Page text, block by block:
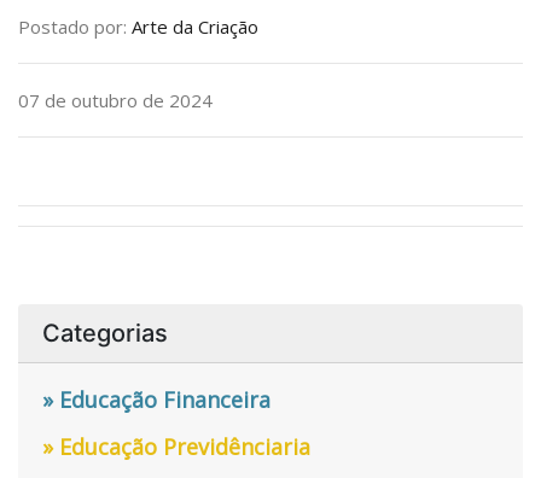
Postado por: Arte da Criação
07 de outubro de 2024
Categorias
» Educação Financeira
» Educação Previdênciaria